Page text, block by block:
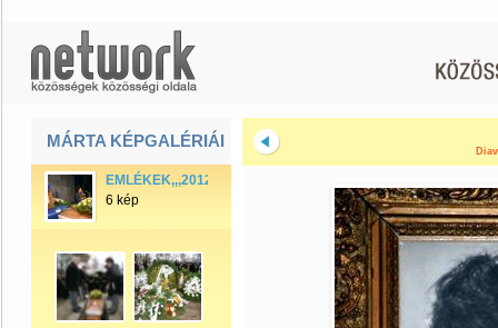
MÁRTA KÉPGALÉRIÁI
EMLÉKEK,,,2012,,
6 kép